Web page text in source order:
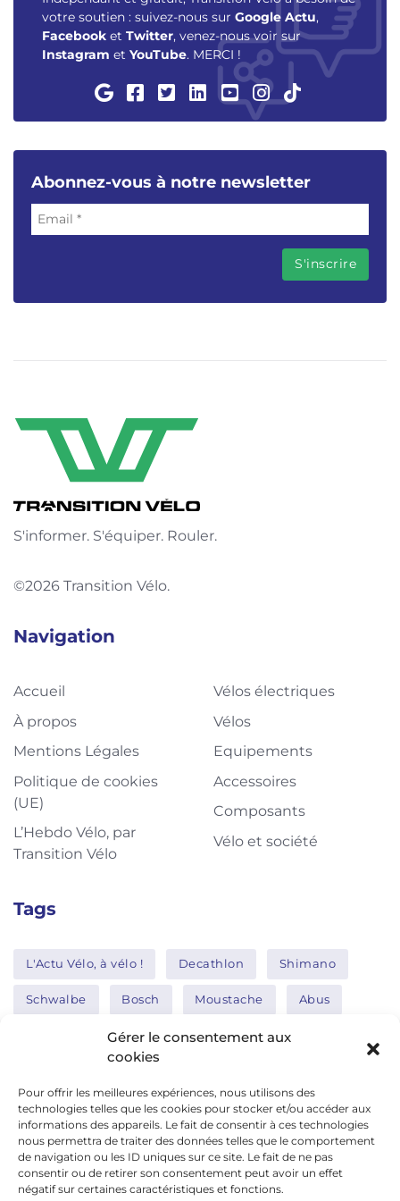
Gérer le consentement aux
cookies
Pour offrir les meilleures expériences, nous utilisons des
technologies telles que les cookies pour stocker et/ou accéder aux
informations des appareils. Le fait de consentir à ces technologies
nous permettra de traiter des données telles que le comportement
de navigation ou les ID uniques sur ce site. Le fait de ne pas
consentir ou de retirer son consentement peut avoir un effet
négatif sur certaines caractéristiques et fonctions.
votre soutien : suivez-nous sur Google Actu,
Facebook et Twitter, venez-nous voir sur
Instagram et YouTube. MERCI !
Abonnez-vous à notre newsletter
S'informer. S'équiper. Rouler.
©2026 Transition Vélo.
Navigation
Accueil
À propos
Mentions Légales
Politique de cookies
(UE)
L’Hebdo Vélo, par
Transition Vélo
Vélos électriques
Vélos
Equipements
Accessoires
Composants
Vélo et société
Tags
L'Actu Vélo, à vélo ! Decathlon Shimano
Schwalbe Bosch Moustache Abus
Thule Nakamura
Réseaux sociaux
google news
facebook